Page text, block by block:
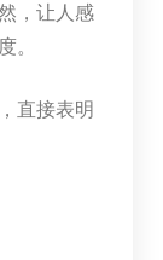
，让人感
。
直接表明